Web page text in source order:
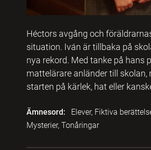
Héctors avgång och
situation. Iván är tillbaka på
nya rekord. Med tanke på hans
mattelärare anländer till
starten på kärlek, hat eller
Ämnesord:
Elever, Fiktiva
Mysterier, Tonåringar